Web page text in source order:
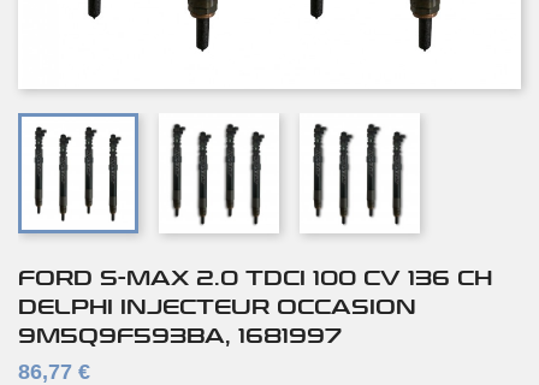
FORD S-MAX 2.0 TDCI 100 CV 136 CH
DELPHI INJECTEUR OCCASION
9M5Q9F593BA, 1681997
86,77 €